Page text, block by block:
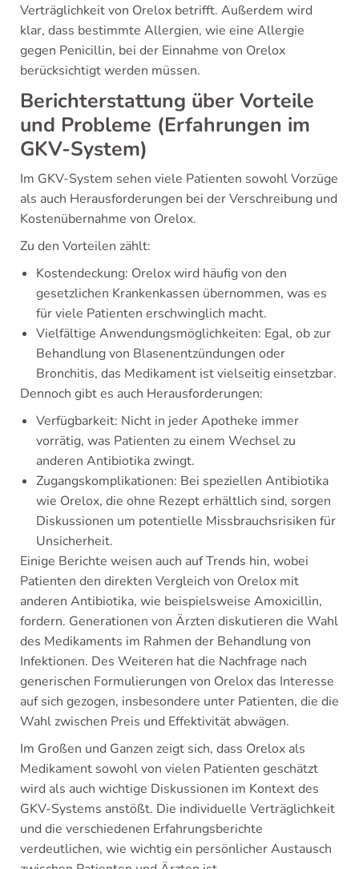
Verträglichkeit von Orelox betrifft. Außerdem wird
klar, dass bestimmte Allergien, wie eine Allergie
gegen Penicillin, bei der Einnahme von Orelox
berücksichtigt werden müssen.
Berichterstattung über Vorteile
und Probleme (Erfahrungen im
GKV-System)
Im GKV-System sehen viele Patienten sowohl Vorzüge
als auch Herausforderungen bei der Verschreibung und
Kostenübernahme von Orelox.
Zu den Vorteilen zählt:
Kostendeckung: Orelox wird häufig von den
gesetzlichen Krankenkassen übernommen, was es
für viele Patienten erschwinglich macht.
Vielfältige Anwendungsmöglichkeiten: Egal, ob zur
Behandlung von Blasenentzündungen oder
Bronchitis, das Medikament ist vielseitig einsetzbar.
Dennoch gibt es auch Herausforderungen:
Verfügbarkeit: Nicht in jeder Apotheke immer
vorrätig, was Patienten zu einem Wechsel zu
anderen Antibiotika zwingt.
Zugangskomplikationen: Bei speziellen Antibiotika
wie Orelox, die ohne Rezept erhältlich sind, sorgen
Diskussionen um potentielle Missbrauchsrisiken für
Unsicherheit.
Einige Berichte weisen auch auf Trends hin, wobei
Patienten den direkten Vergleich von Orelox mit
anderen Antibiotika, wie beispielsweise Amoxicillin,
fordern. Generationen von Ärzten diskutieren die Wahl
des Medikaments im Rahmen der Behandlung von
Infektionen. Des Weiteren hat die Nachfrage nach
generischen Formulierungen von Orelox das Interesse
auf sich gezogen, insbesondere unter Patienten, die die
Wahl zwischen Preis und Effektivität abwägen.
Im Großen und Ganzen zeigt sich, dass Orelox als
Medikament sowohl von vielen Patienten geschätzt
wird als auch wichtige Diskussionen im Kontext des
GKV-Systems anstößt. Die individuelle Verträglichkeit
und die verschiedenen Erfahrungsberichte
verdeutlichen, wie wichtig ein persönlicher Austausch